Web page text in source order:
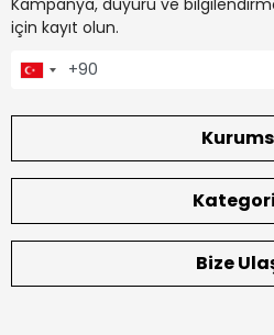
için kayıt olun.
Bize